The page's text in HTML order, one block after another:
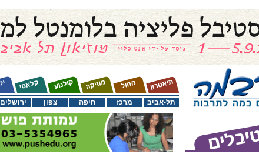
ירושלים צפון חיפה מרכז תל-אביב